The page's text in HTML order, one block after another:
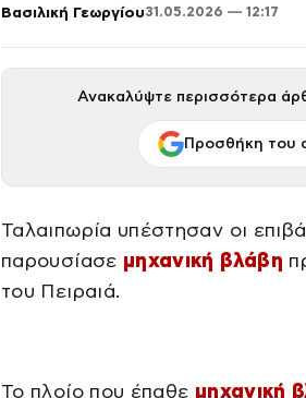
Βασιλική Γεωργίου31.05.2026 — 12:17
Ανακαλύψτε περισσότερα
Προσθήκη του
Ταλαιπωρία υπέστησαν οι
παρουσίασε μηχανική βλάβη
του Πειραιά.
Το πλοίο που έπαθε μηχανική